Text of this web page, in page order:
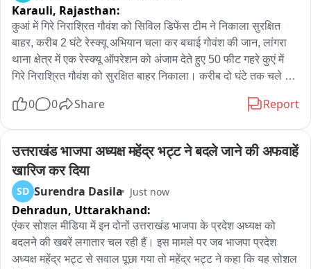
Karauli, Rajasthan:
कुआं में गिरे निराश्रित गौवंश को सिविल डिफेंस टीम ने निकाला सुरक्षित
बाहर, करीब 2 घंटे रेस्क्यू अभियान चला कर बचाई गोवंश की जान, लांगरा
थाना क्षेत्र में एक रेस्क्यू ऑपरेशन को अंजाम देते हुए 50 फीट गहरे कुएं में
गिरे निराश्रित गौवंश को सुरक्षित बाहर निकाला। करीब दो घंटे तक चले इस
की जान बचाई गई और सुरक्षित छोड़ा गया। जानकारी के अनुसार जिला
बस्ती स्थित एक 50 फीट गहरे कुएं में एक निराश्रित गौवंश गिर गया है।
सूचना मिलते ही अतिरिक्त जिला कलेक्टर के निर्देश पर सिविल डिफेंस
प्रभारी आशीष जैन ने रेस्क्यू टीम को तत्काल मौके के लिए रवाना किया।
मौके पर पहुंची टीम ने हालात का जायजा लेकर रेस्क्यू अभियान शुरू किया।
करीब दो घंटे की कड़ी मशक्कत और सावधानीपूर्वक प्रयासों के बाद गौवंश
को सुरक्षित और जीवित कुएं से बाहर निकाल लिया गया। रेस्क्यू के दौरान
टीम के सदस्यों ने रस्सियों और अन्य आवश्यक उपकरणों की मदद से
अभियान को सफल बनाया। इस रेस्क्यू अभियान में सिविल डिफेंस अनुदेशक
0 0 Share Report
उत्तराखंड भाजपा अध्यक्ष महेंद्र भट्ट ने बदले जाने की अफवाहें
खारिज कर दिया
SD Surendra Dasila Just now
Dehradun, Uttarakhand:
एंकर सोशल मीडिया में इन दोनों उत्तराखंड भाजपा के प्रदेश अध्यक्ष को
बदलने की खबरें लगातार चल रही हैं। इस मामले पर जब भाजपा प्रदेश
अध्यक्ष महेंद्र भट्ट से सवाल पूछा गया तो महेंद्र भट्ट ने कहा कि यह सोशल